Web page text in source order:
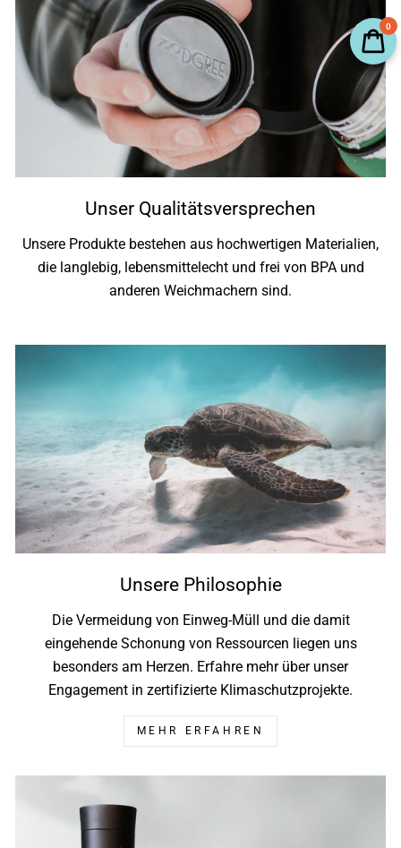
Unser Qualitätsversprechen
Unsere Produkte bestehen aus hochwertigen Materialien,
die langlebig, lebensmittelecht und frei von BPA und
anderen Weichmachern sind.
Unsere Philosophie
Die Vermeidung von Einweg-Müll und die damit
eingehende Schonung von Ressourcen liegen uns
besonders am Herzen. Erfahre mehr über unser
Engagement in zertifizierte Klimaschutzprojekte.
MEHR ERFAHREN
0